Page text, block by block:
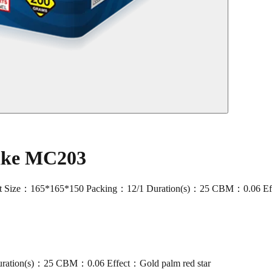
MC203
：165*165*150 Packing：12/1 Duration(s)：25 CBM：0.06
：25 CBM：0.06 Effect：Gold palm red star